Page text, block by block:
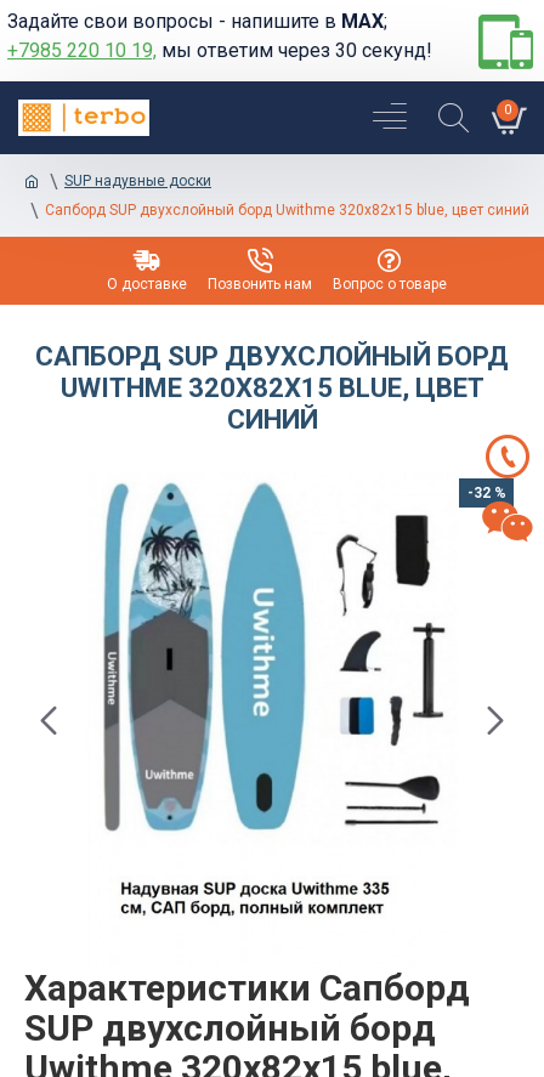
Задайте свои вопросы - напишите в MAX;
+7985 220 10 19, мы ответим через 30 секунд!
0
SUP надувные доски
Сапборд SUP двухслойный бoрд Uwithmе 320х82х15 blue, цвет синий
О доставке Позвонить нам Вопрос о товаре
САПБОРД SUP ДВУХСЛОЙНЫЙ БOРД
UWITHMЕ 320Х82Х15 BLUE, ЦВЕТ
СИНИЙ
-32 %
Характеристики Сапборд
SUP двухслойный бoрд
Uwithmе 320х82х15 blue,